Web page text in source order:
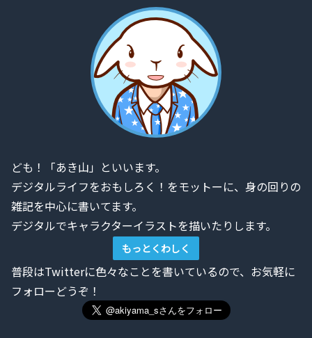
ども！「あき山」といいます。
デジタルライフをおもしろく！をモットーに、身の回りの
雑記を中心に書いてます。
デジタルでキャラクターイラストを描いたりします。
もっとくわしく
普段はTwitterに色々なことを書いているので、お気軽に
フォローどうぞ！